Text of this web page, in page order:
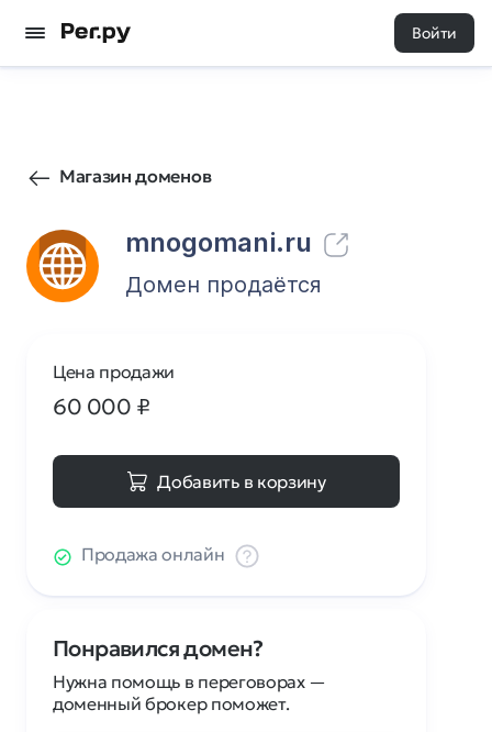
Войти
Магазин доменов
mnogomani.ru
15 0
Домен продаётся
Цена продажи
60 000 ₽
Добавить в корзину
Продажа онлайн
Понравился домен?
Нужна помощь в переговорах —
доменный брокер поможет.